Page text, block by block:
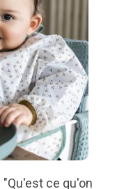
"Qu'est ce qu'on